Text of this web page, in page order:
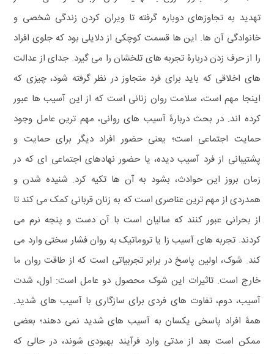
تهدید به تجاوزهای دوباره گرفته تا ویران کردن زندگی شخصی و
خانوادگی آن ها. این ها قسمت کوچکی از دلایلی بود که جلوی افراد
را از حرف زدن دربارۀ تجربه های تلخشان را می گیرد. جدای از عدالت
های اخلاقی که باید برای فرد متجاوز در نظر گرفته شود، چیزی که
اینجا مهم است، سلامت روان زنانی است که از این آسیب ها عبور
کرده اند. در بحث دربارۀ آسیب های روانی، مهم ترین عامل وجود
حمایت اجتماعی است؛ یعنی حضور افراد دیگر برای حمایت و
پشتیبانی از فرد آسیب‌ دیده، یا حضور نهادهای اجتماعی ای که در
زمان بروز این حوادث، بشود به آن ها تکیه کرد. شنیده شدن و
همدردی از مهم ترین عناصری است که به زنان قربانی کمک می کند تا
از بحرانی عبور کنند که سالیان است با آن دست‌ و پنجه نرم می
کردند. تجربه های آسیب‌ زا یا تروماتیک به روان فشار سختی وارد می
کند. شوک، اولین پاسخ در برابر تجربیاتی است که از طاقت روان ما
خارج است. تاثیرات این شوک محصول دو عامل است: اول، شدت
آسیب، دوم، تفاوت های فردی برای سازگاری با آسیب های شدید.
همۀ افراد پاسخی یکسان به آسیب های شدید نمی دهند؛ بعضی
ممکن است بعد از مدتی وارد فرآیند بهبودی شوند، در حالی که